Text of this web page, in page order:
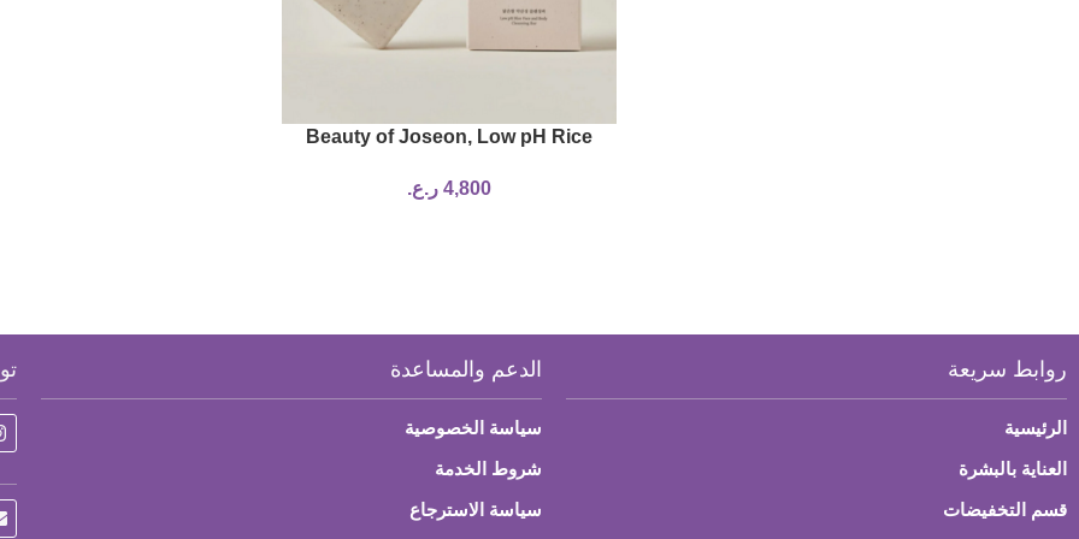
Beauty of Joseon, Low pH Rice
100 ml)
4,800 ر.ع.
روابط سريعة
الرئيسية
العناية بالبشرة
قسم التخفيضات
الدعم والمساعدة
سياسة الخصوصية
شروط الخدمة
سياسة الاسترجاع